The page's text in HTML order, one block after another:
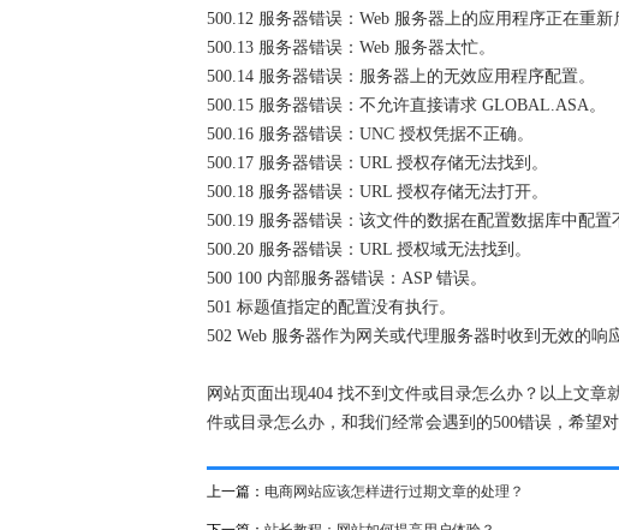
500.12 服务器错误：Web 服务器上的应用程序正在重新
500.13 服务器错误：Web 服务器太忙。
500.14 服务器错误：服务器上的无效应用程序配置。
500.15 服务器错误：不允许直接请求 GLOBAL.ASA。
500.16 服务器错误：UNC 授权凭据不正确。
500.17 服务器错误：URL 授权存储无法找到。
500.18 服务器错误：URL 授权存储无法打开。
500.19 服务器错误：该文件的数据在配置数据库中配置
500.20 服务器错误：URL 授权域无法找到。
500 100 内部服务器错误：ASP 错误。
501 标题值指定的配置没有执行。
502 Web 服务器作为网关或代理服务器时收到无效的响
网站页面出现404 找不到文件或目录怎么办？以上文章
件或目录怎么办，和我们经常会遇到的500错误，希望
上一篇： 电商网站应该怎样进行过期文章的处理？